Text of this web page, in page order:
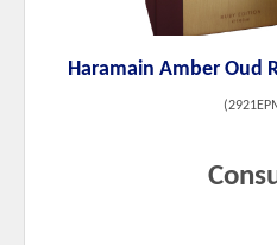
Haramain Amber Oud
(